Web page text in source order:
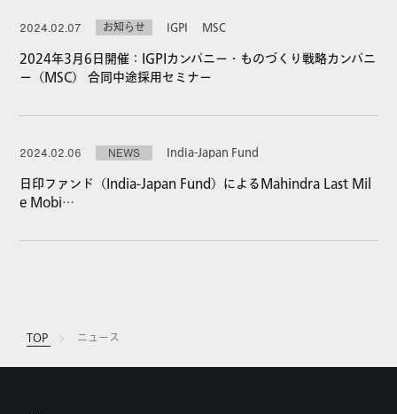
2024.02.07 お知らせ IGPI MSC
2024年3月6日開催：IGPIカンパニー・ものづくり戦略カンパニ
ー（MSC） 合同中途採用セミナー
2024.02.06 NEWS India-Japan Fund
日印ファンド（India-Japan Fund）によるMahindra Last Mil
e Mobi…
TOP ニュース